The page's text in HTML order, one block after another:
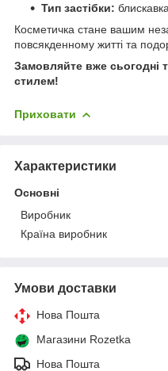
Тип застібки: блискавка
Косметичка стане вашим
повсякденному житті та
Замовляйте вже сьогодні
стилем!
Приховати
Характеристики
Основні
Виробник
Країна виробник
Умови доставки
Нова Пошта
Магазини Rozetka
Нова Пошта